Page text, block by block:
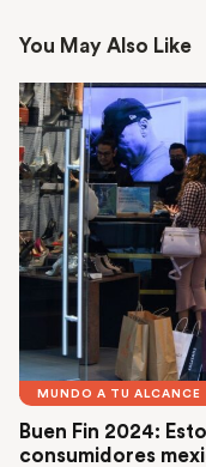
You May Also Like
MUNDO A TU ALCANCE
Buen Fin 2024:
consumidores